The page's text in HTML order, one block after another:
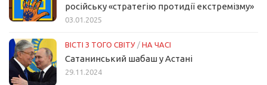
російську «стратегію протидії екстремізму»
03.01.2025
ВІСТІ З ТОГО СВІТУ / НА ЧАСІ
Сатанинський шабаш у Астані
29.11.2024